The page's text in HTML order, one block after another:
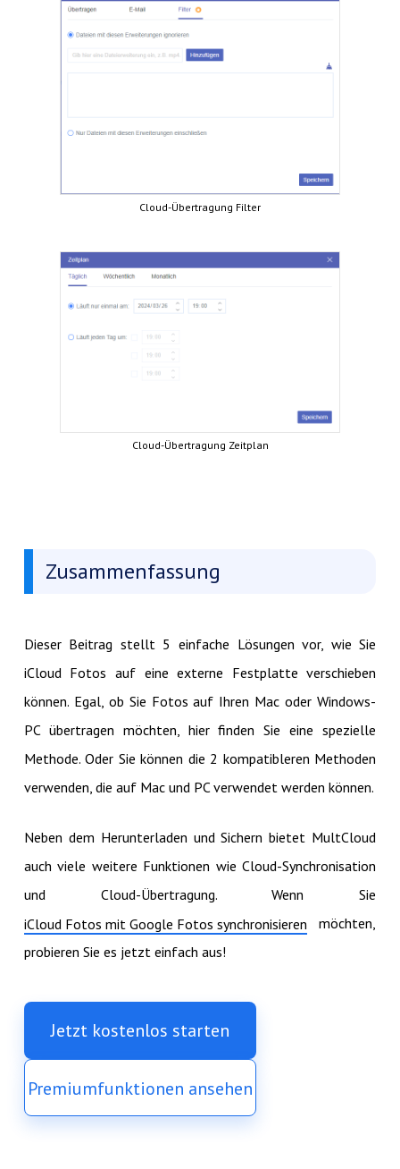
Cloud-Übertragung Filter
Cloud-Übertragung Zeitplan
Zusammenfassung
Dieser Beitrag stellt 5 einfache Lösungen vor, wie Sie
iCloud Fotos auf eine externe Festplatte verschieben
können. Egal, ob Sie Fotos auf Ihren Mac oder Windows-
PC übertragen möchten, hier finden Sie eine spezielle
Methode. Oder Sie können die 2 kompatibleren Methoden
verwenden, die auf Mac und PC verwendet werden können.
Neben dem Herunterladen und Sichern bietet MultCloud
auch viele weitere Funktionen wie Cloud-Synchronisation
und Cloud-Übertragung. Wenn Sie
iCloud Fotos mit Google Fotos synchronisieren möchten,
probieren Sie es jetzt einfach aus!
Jetzt kostenlos starten
Premiumfunktionen ansehen